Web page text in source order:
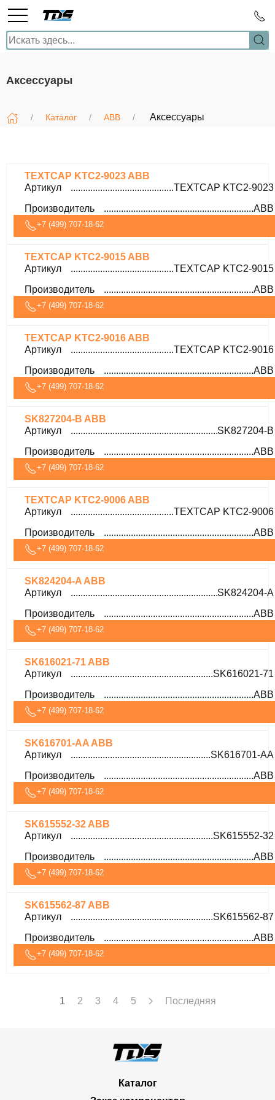
Аксессуары
Каталог ABB Аксессуары
TEXTCAP KTC2-9023 ABB
Артикул
TEXTCAP KTC2-9023
Производитель
ABB
+7 (499) 707-18-62
TEXTCAP KTC2-9015 ABB
Артикул
TEXTCAP KTC2-9015
Производитель
ABB
+7 (499) 707-18-62
TEXTCAP KTC2-9016 ABB
Артикул
TEXTCAP KTC2-9016
Производитель
ABB
+7 (499) 707-18-62
SK827204-B ABB
Артикул
SK827204-B
Производитель
ABB
+7 (499) 707-18-62
TEXTCAP KTC2-9006 ABB
Артикул
TEXTCAP KTC2-9006
Производитель
ABB
+7 (499) 707-18-62
SK824204-A ABB
Артикул
SK824204-A
Производитель
ABB
+7 (499) 707-18-62
SK616021-71 ABB
Артикул
SK616021-71
Производитель
ABB
+7 (499) 707-18-62
SK616701-AA ABB
Артикул
SK616701-AA
Производитель
ABB
+7 (499) 707-18-62
SK615552-32 ABB
Артикул
SK615552-32
Производитель
ABB
+7 (499) 707-18-62
SK615562-87 ABB
Артикул
SK615562-87
Производитель
ABB
+7 (499) 707-18-62
1 2 3 4 5 Последняя
Каталог